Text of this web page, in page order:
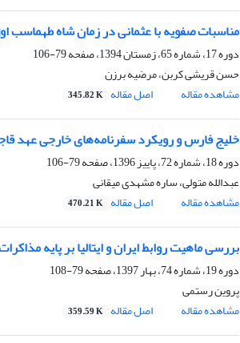
مناسبات صفویه با عثمانی در زمان شاه طهماسب
دوره 17، شماره 65، زمستان 1394، صفحه
79-106
حسن قریشی کربن، مرضیه برزن
مشاهده مقاله
اصل مقاله 345.82 K
خلیج ‌فارس و رویکرد سفرنامه‌های خارجی عهد
دوره 18، شماره 72، پاییز 1396، صفحه
79-106
عبدالله متولی، ساره مشهدی میقانی
مشاهده مقاله
اصل مقاله 470.21 K
بررسی ماهیت روابط ایران و ایتالیا بر پایه
دوره 19، شماره 74، بهار 1397، صفحه
79-108
پروین رستمی
مشاهده مقاله
اصل مقاله 359.59 K